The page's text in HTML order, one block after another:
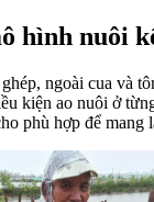
hình nuôi
ngoài cua và
kiện ao nuôi ở
phù hợp để mang